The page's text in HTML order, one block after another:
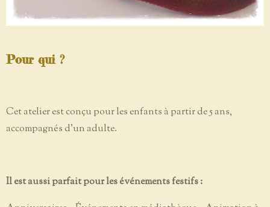
Pour qui ?
Cet atelier est conçu pour les enfants à partir de 5 ans,
accompagnés d’un adulte.
Il est aussi parfait pour les événements festifs :